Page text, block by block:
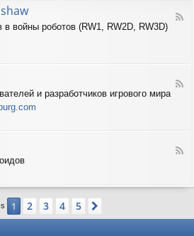
F
o
i
W
e
h
войны роботов (RW1, RW2D, RW3D)
F
b
g
и разработчиков игрового мира
F
i
1 2 3 4 5